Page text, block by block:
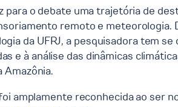
para o debate uma trajetória de
remoto e meteorologia.
da UFRJ, a pesquisadora tem se
e à análise das dinâmicas
Amazônia.
amplamente reconhecida ao ser